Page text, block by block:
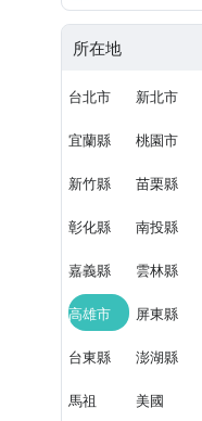
所在地
台北市 新北市
宜蘭縣 桃園市
新竹縣 苗栗縣
彰化縣 南投縣
嘉義縣 雲林縣
高雄市 屏東縣
台東縣 澎湖縣
馬祖 美國